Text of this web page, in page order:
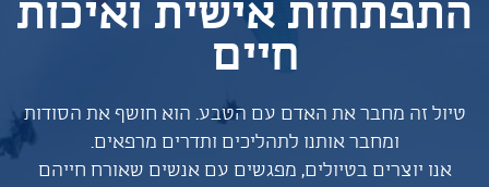
התפתחות אישית ואיכות
חיים
טיול זה מחבר את האדם עם הטבע. הוא חושף את הסודות
ומחבר אותנו לתהליכים ותדרים מרפאים.
אנו יוצרים בטיולים, מפגשים עם אנשים שאורח חייהם